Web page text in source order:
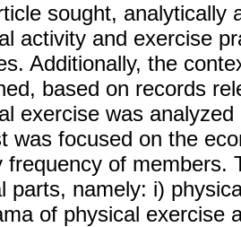
sought, analytically
activity and exercise
Additionally, the
based on records
exercise was
was focused on the
frequency of members.
parts, namely: i)
of physical exercise